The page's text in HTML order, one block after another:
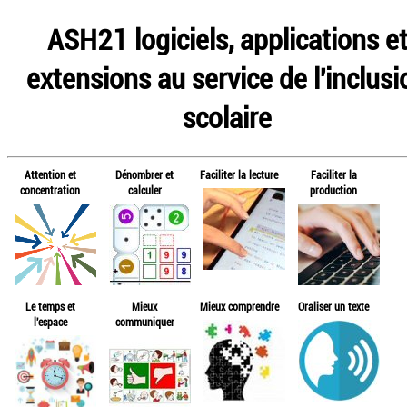
ASH21 logiciels, applications et
extensions au service de
scolaire
Attention et
concentration
Dénombrer et
calculer
Faciliter la lecture
Faciliter la
production
Le temps et
l'espace
Mieux
communiquer
Mieux comprendre Oraliser un texte